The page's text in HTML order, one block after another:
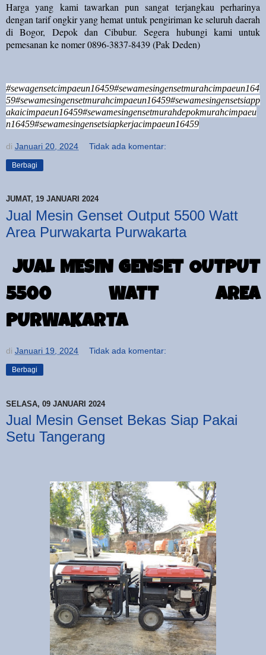
Harga yang kami tawarkan pun sangat terjangkau perharinya
dengan tarif ongkir yang hemat untuk pengiriman ke seluruh daerah
di Bogor, Depok dan Cibubur. Segera hubungi kami untuk
pemesanan ke nomer 0896-3837-8439 (Pak Deden)
#sewagensetcimpaeun16459#sewamesingensetmurahcimpaeun164
59#sewamesingensetmurahcimpaeun16459#sewamesingensetsiapp
akaicimpaeun16459#sewamesingensetmurahdepokmurahcimpaeu
n16459#sewamesingensetsiapkerjacimpaeun16459
di Januari 20, 2024 Tidak ada komentar:
Berbagi
JUMAT, 19 JANUARI 2024
Jual Mesin Genset Output 5500 Watt
Area Purwakarta Purwakarta
JUAL MESIN GENSET OUTPUT
5500 WATT AREA
PURWAKARTA
di Januari 19, 2024 Tidak ada komentar:
Berbagi
SELASA, 09 JANUARI 2024
Jual Mesin Genset Bekas Siap Pakai
Setu Tangerang